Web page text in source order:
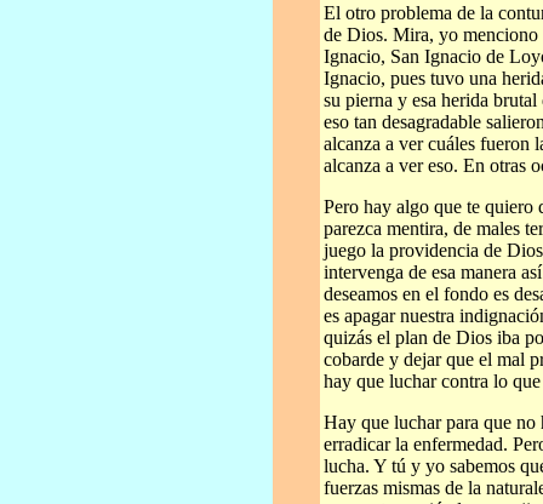
El otro problema de la
de Dios. Mira, yo menciono
Ignacio, San Ignacio de
Ignacio, pues tuvo una
su pierna y esa herida
eso tan desagradable
alcanza a ver cuáles fueron
alcanza a ver eso. En otras
Pero hay algo que te quiero
parezca mentira, de males
juego la providencia de
intervenga de esa manera
deseamos en el fondo es
es apagar nuestra
quizás el plan de Dios iba
cobarde y dejar que el mal
hay que luchar contra lo
Hay que luchar para que no
erradicar la enfermedad.
lucha. Y tú y yo sabemos
fuerzas mismas de la